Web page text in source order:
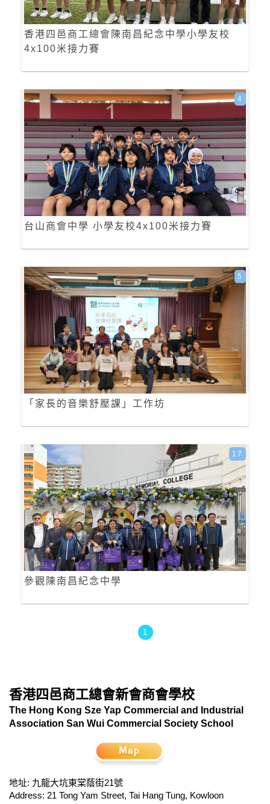
香港四邑商工總會陳南昌紀念中學小學友校
4x100米接力賽
台山商會中學 小學友校4x100米接力賽
4
「家長的音樂舒壓課」工作坊
5
參觀陳南昌紀念中學
17
1
香港四邑商工總會新會商會學校
The Hong Kong Sze Yap Commercial and Industrial
Association San Wui Commercial Society School
地址: 九龍大坑東棠蔭街21號
Address: 21 Tong Yam Street, Tai Hang Tung, Kowloon